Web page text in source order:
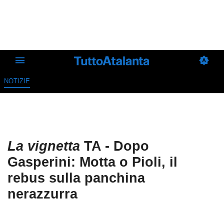
NOTIZIE
La vignetta TA - Dopo
Gasperini: Motta o Pioli, il
rebus sulla panchina
nerazzurra